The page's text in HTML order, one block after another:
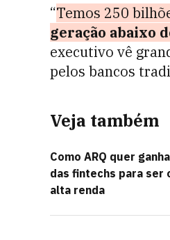
“Temos 250
geração abaixo
executivo vê
pelos bancos
Veja também
Como ARQ quer
das fintechs para ser
alta renda